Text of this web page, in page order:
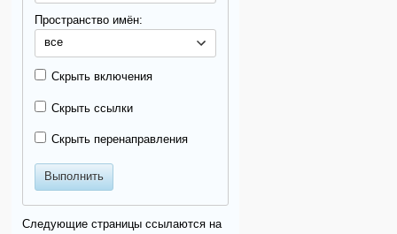
Пространство имён:
все
Скрыть включения
Скрыть ссылки
Скрыть перенаправления
Выполнить
Следующие страницы ссылаются на